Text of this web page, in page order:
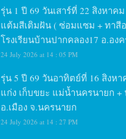
รุ่น 1 ปี 69 วันเสาร์ที่ 22 สิงหาค
แต้มสีเติมฝัน ( ซ่อมแซม + ทาสี
โรงเรียนบ้านปากคลอง17 อ.อง
24 July 2026 at 14 : 05 PM
รุ่น 5 ปี 69 วันอาทิตย์ที่ 16 สิงหา
แก่ง เก็บขยะ แม่น้ำนครนายก +
อ.เมือง จ.นครนายก
24 July 2026 at 14 : 27 PM